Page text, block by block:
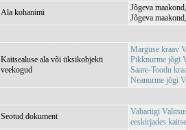
Ala kohanimi
Jõgeva
Jõgeva
Kaitsealuse ala või üksikobjekti
veekogud
Marguse kraav
Pikknurme jõgi
Saare-Toodu
Neanurme jõgi
Seotud dokument
Vabariigi
eeskirjades